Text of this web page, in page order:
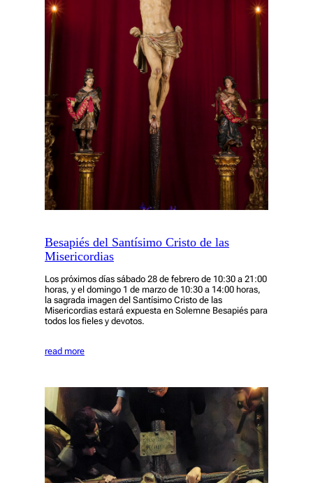
Besapiés del Santísimo Cristo de las
Misericordias
Los próximos días sábado 28 de febrero de 10:30 a 21:00
horas, y el domingo 1 de marzo de 10:30 a 14:00 horas,
la sagrada imagen del Santísimo Cristo de las
Misericordias estará expuesta en Solemne Besapiés para
todos los fieles y devotos.
read more